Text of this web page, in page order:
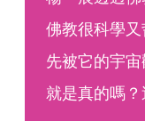
佛教很科學
先被它的宇
就是真的嗎？